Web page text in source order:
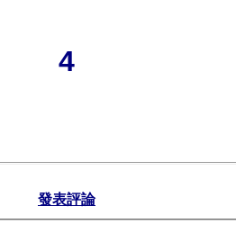
4
發表評論